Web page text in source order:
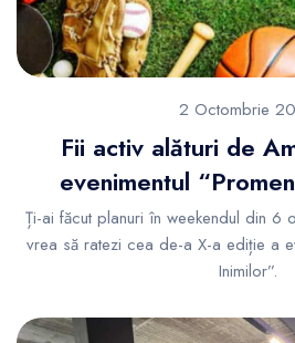
2 Octombrie
Fii activ alături de
evenimentul
Ți-ai făcut planuri în weekendul din 6
vrea să ratezi cea de-a X-a ediție a
Inimilor”.